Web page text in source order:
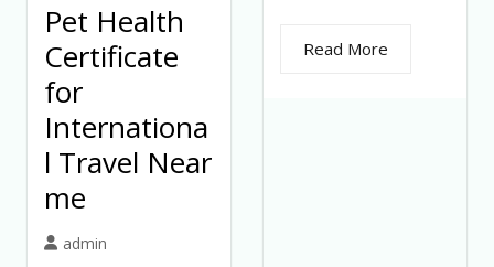
Pet Health
Certificate
for
Internationa
l Travel Near
me
admin
Read More